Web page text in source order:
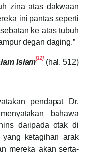
zina atas dakwaan
ini pantas seperti
ke atas tubuh
degan daging.”
Islam[12] (hal. 512)
pendapat Dr.
bahawa
daripada otak di
ketagihan arak
mereka akan serta-